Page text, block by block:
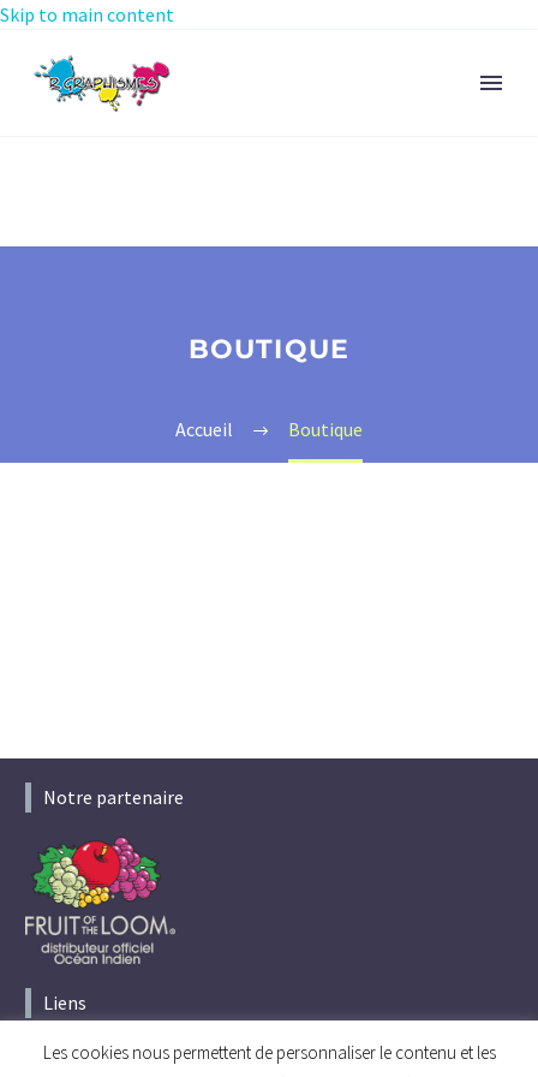
Skip to main content
BOUTIQUE
Accueil Boutique
Notre partenaire
Liens
Accueil
Les cookies nous permettent de personnaliser le contenu et les